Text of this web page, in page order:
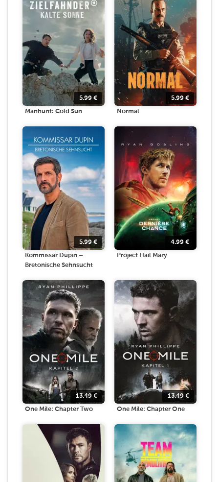
5.99 €
Manhunt: Cold Sun
5.99 €
Normal
5.99 €
Kommissar Dupin –
Bretonische Sehnsucht
4.99 €
Project Hail Mary
13.49 €
One Mile: Chapter Two
13.49 €
One Mile: Chapter One